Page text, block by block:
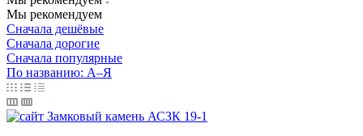
Мы рекомендуем
Сначала дешёвые
Сначала дорогие
Сначала популярные
По названию: А–Я